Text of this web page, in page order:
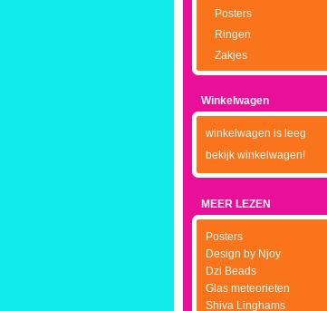
Posters
Ringen
Zakjes
Winkelwagen
winkelwagen is leeg
bekijk winkelwagen!
MEER LEZEN
Posters
Design by Njoy
Dzi Beads
Glas meteorieten
Shiva Linghams